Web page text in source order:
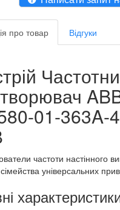
про товар Відгуки
01-363A-
частоти настінного
універсальних